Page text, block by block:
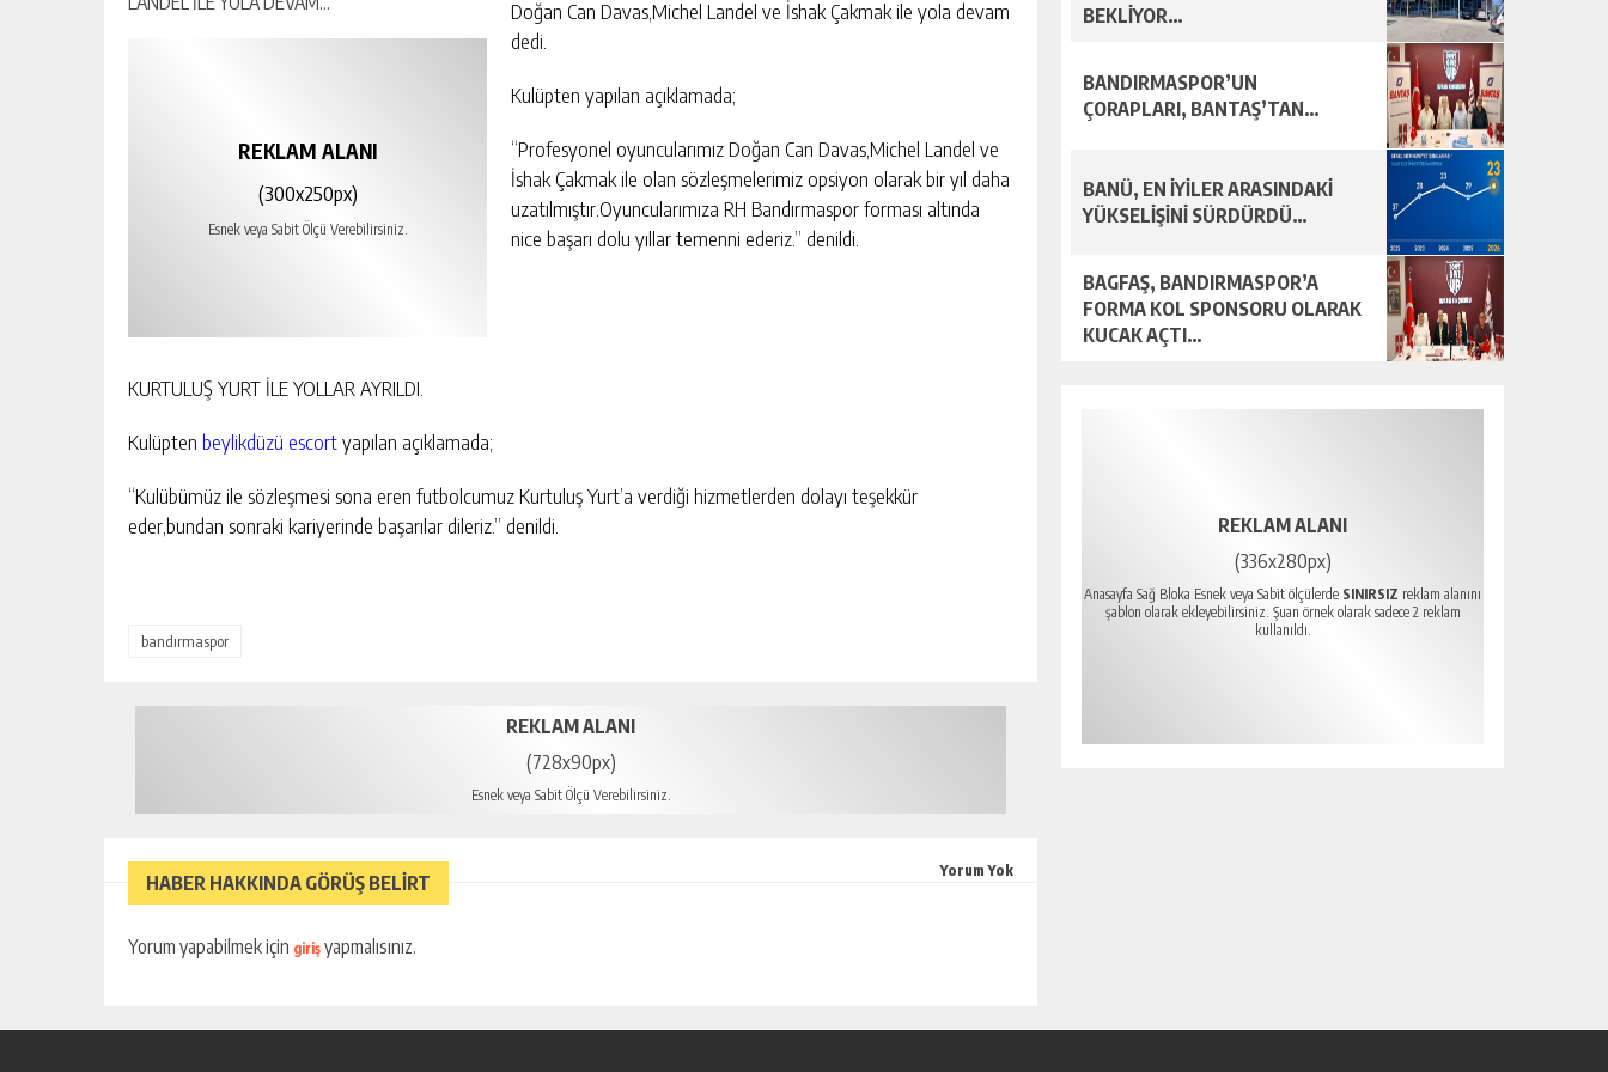
REKLAM ALANI
(300x250px)
Esnek veya Sabit Ölçü Verebilirsiniz.
Doğan Can Davas,Michel Landel ve İshak Çakmak ile yola devam
dedi.
Kulüpten yapılan açıklamada;
“Profesyonel oyuncularımız Doğan Can Davas,Michel Landel ve
İshak Çakmak ile olan sözleşmelerimiz opsiyon olarak bir yıl daha
uzatılmıştır.Oyuncularımıza RH Bandırmaspor forması altında
nice başarı dolu yıllar temenni ederiz.” denildi.
KURTULUŞ YURT İLE YOLLAR AYRILDI.
Kulüpten beylikdüzü escortyapılan açıklamada;
“Kulübümüz ile sözleşmesi sona eren futbolcumuz Kurtuluş Yurt’a verdiği hizmetlerden dolayı teşekkür
eder,bundan sonraki kariyerinde başarılar dileriz.” denildi.
bandırmaspor
REKLAM ALANI
(728x90px)
Esnek veya Sabit Ölçü Verebilirsiniz.
HABER HAKKINDA GÖRÜŞ BELİRT
Yorum Yok
Yorum yapabilmek için giriş yapmalısınız.
BEKLİYOR…
BANDIRMASPOR’UN
ÇORAPLARI, BANTAŞ’TAN…
BANÜ, EN İYİLER ARASINDAKİ
YÜKSELİŞİNİ SÜRDÜRDÜ…
BAGFAŞ, BANDIRMASPOR’A
FORMA KOL SPONSORU OLARAK
KUCAK AÇTI…
REKLAM ALANI
(336x280px)
Anasayfa Sağ Bloka Esnek veya Sabit ölçülerde SINIRSIZ reklam alanını
şablon olarak ekleyebilirsiniz. Şuan örnek olarak sadece 2 reklam
kullanıldı.